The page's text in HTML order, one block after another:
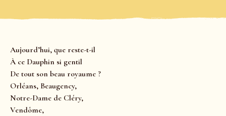
Aujourd’hui, que reste-t-il
À ce Dauphin si gentil
De tout son beau royaume ?
Orléans, Beaugency,
Notre-Dame de Cléry,
Vendôme,